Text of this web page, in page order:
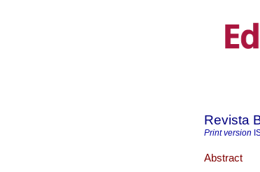
Revista
Print version
Abstract